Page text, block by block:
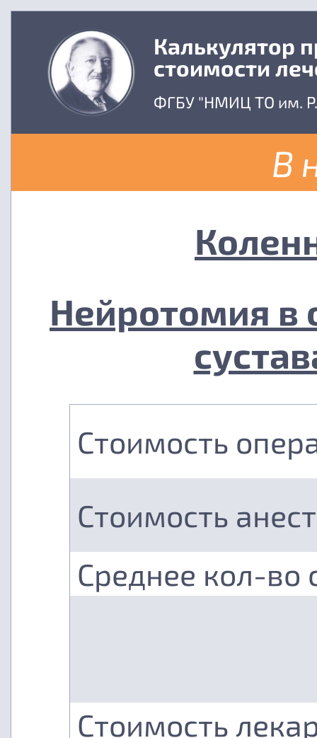
Калькулятор
стоимости
ФГБУ "НМИЦ ТО им.
В
Нейротомия в
Стоимость
Стоимость
Среднее кол-во
Стоимость